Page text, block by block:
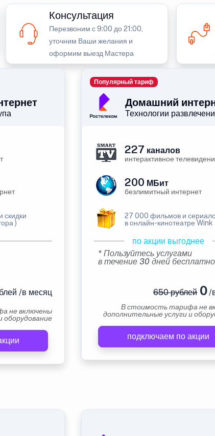
Консультация
Перезвоним с 9:00 до 21:00,
уточним Ваши желания и
оформим выезд Мастера
скидки
)
/в месяц
не включены
оборудование
Домашний
Технологии
Популярный тариф
227 каналов
интерактивное
200 МБит
безлимитный интернет
27 000 фильмов и
в онлайн-кинотеатре Wink
по акции выгоднее
* Пользуйтесь услугами
в течение 30 дней бесплатно
650 рублей0/
В стоимость тарифа не
дополнительные услуги и
подключаем по акции